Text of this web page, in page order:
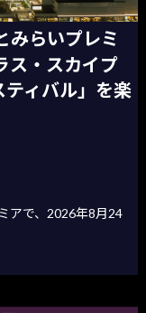
みらいプレミ
・スカイプ
ィバル」を楽
アで、2026年8月24